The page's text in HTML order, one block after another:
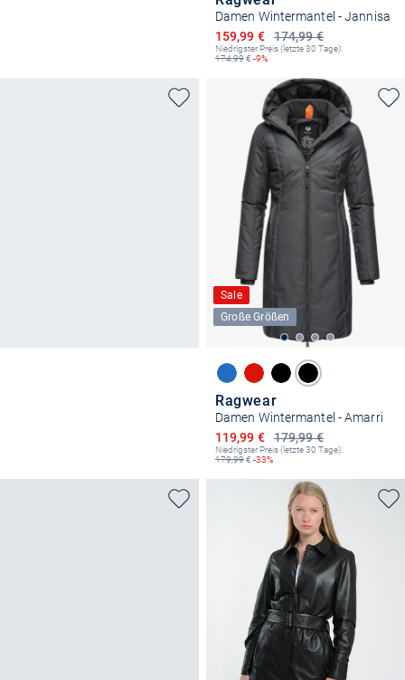
Damen Wintermantel - Jannisa
174,99 €
Ermäßigter Preis
159,99 €
Niedrigster Preis (letzte 30 Tage):
174,99€ -9%
Sale
Große Größen
Ragwear
Damen Wintermantel - Amarri
179,99 €
Ermäßigter Preis
119,99 €
Niedrigster Preis (letzte 30 Tage):
179,99€ -33%